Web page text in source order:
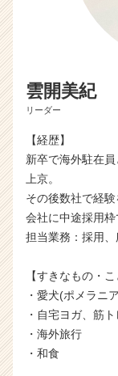
雲開美紀
リーダー
【経歴】
新卒で海外駐在
上京。
その後数社で経
会社に中途採用枠
担当業務：採用、
【すきなもの・こ
・愛犬(ポメラニ
・自宅ヨガ、筋ト
・海外旅行
・和食